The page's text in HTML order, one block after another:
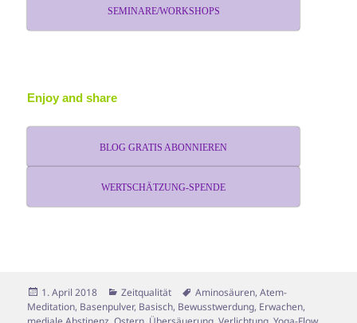
SEMINARE/WORKSHOPS
Enjoy and share
BLOG GRATIS ABONNIEREN
WERTSCHÄTZUNG-SPENDE
Veröffentlicht
am
1. April 2018 Kategorien
Zeitqualität Schlagwörter
Aminosäuren,Atem-
Meditation, Basenpulver, Basisch, Bewusstwerdung, Erwachen,